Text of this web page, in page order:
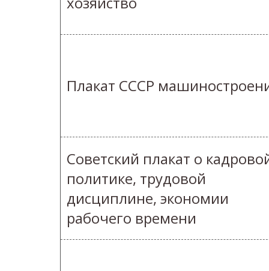
Плакат СССР
Советский плакат о
политике, трудовой
дисциплине, экономии
рабочего времени